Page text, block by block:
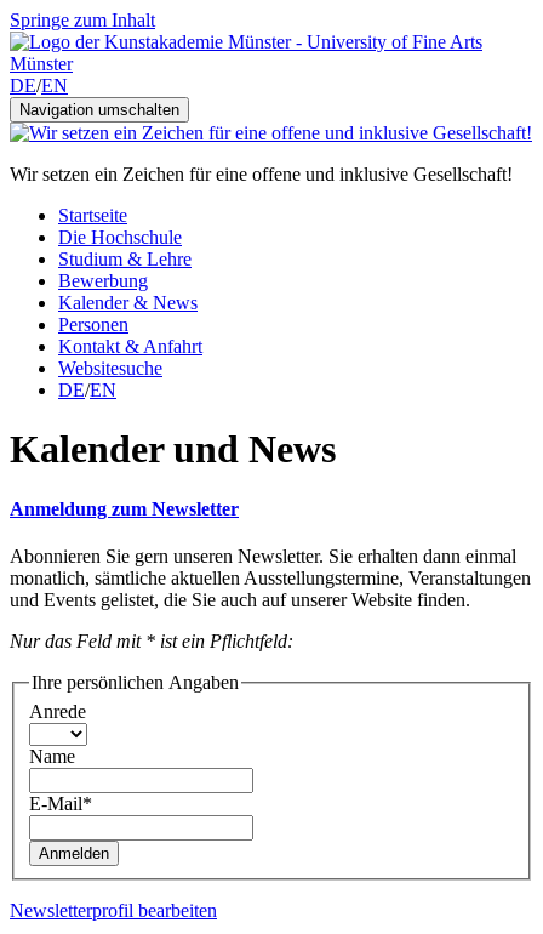
Springe zum Inhalt
DE/EN
Navigation umschalten
Wir setzen ein Zeichen für eine offene und inklusive Gesellschaft!
Startseite
Die Hochschule
Studium & Lehre
Bewerbung
Kalender & News
Personen
Kontakt & Anfahrt
Websitesuche
DE/EN
Kalender und News
Anmeldung zum Newsletter
Abonnieren Sie gern unseren Newsletter. Sie erhalten dann einmal
monatlich, sämtliche aktuellen Ausstellungstermine, Veranstaltungen
und Events gelistet, die Sie auch auf unserer Website finden.
Nur das Feld mit * ist ein Pflichtfeld:
Ihre persönlichen Angaben
Anrede
Name
E-Mail*
Anmelden
Newsletterprofil bearbeiten